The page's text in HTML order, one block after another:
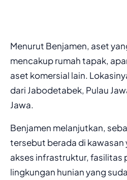
Menurut Benjamen, aset
mencakup rumah tapak,
aset komersial lain.
dari Jabodetabek, Pulau
Jawa.
Benjamen melanjutkan,
tersebut berada di kawasan
akses infrastruktur, fasilitas
lingkungan hunian yang